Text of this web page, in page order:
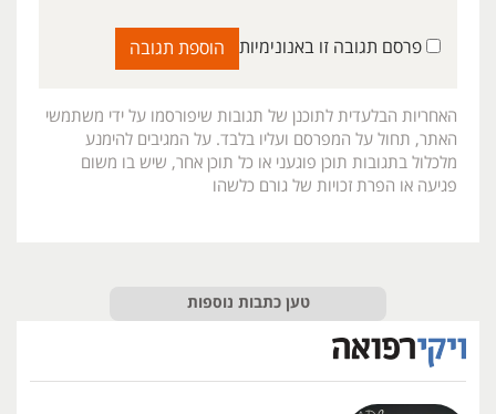
פרסם תגובה זו באנונימיות
האחריות הבלעדית לתוכנן של תגובות שיפורסמו על ידי משתמשי
האתר, תחול על המפרסם ועליו בלבד. על המגיבים להימנע
מלכלול בתגובות תוכן פוגעני או כל תוכן אחר, שיש בו משום
פגיעה או הפרת זכויות של גורם כלשהו
טען כתבות נוספות